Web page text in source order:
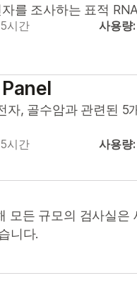
를 조사하는 표적
시간 사용량:
, 골수암과 관련된 5
시간 사용량:
모든 규모의 검사실은
니다.